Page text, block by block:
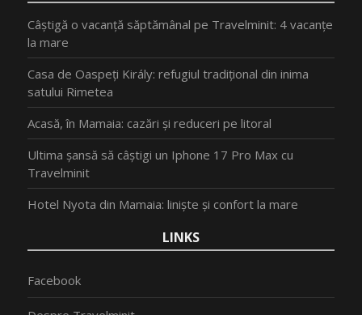
Câștigă o vacanță săptămânal pe Travelminit: 4 vacanțe
la mare
Casa de Oaspeți Király: refugiul tradițional din inima
satului Rimetea
Acasă, în Mamaia: cazări și reduceri pe litoral
Ultima șansă să câștigi un Iphone 17 Pro Max cu
Travelminit
Hotel Nyota din Mamaia: liniște și confort la mare
LINKS
Facebook